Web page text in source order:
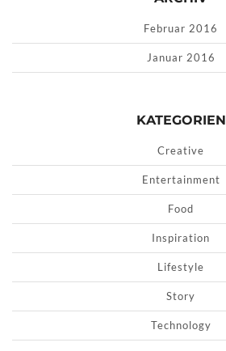
Februar 2016
Januar 2016
KATEGORIEN
Creative
Entertainment
Food
Inspiration
Lifestyle
Story
Technology